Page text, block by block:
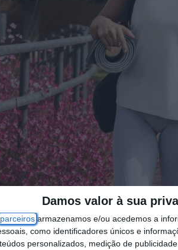
Damos valor à sua
parceiros armazenamos e/ou acedemos a
como identificadores únicos e
personalizados, medição de